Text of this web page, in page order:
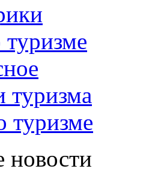
туризма
туризме
новости